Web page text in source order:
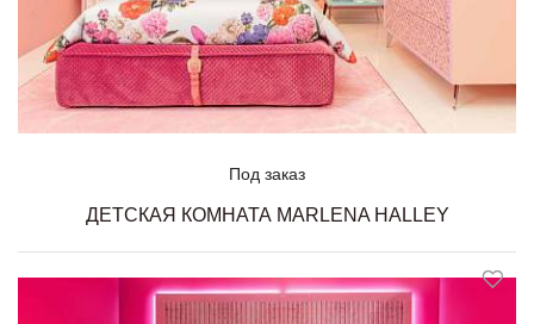
Под заказ
ДЕТСКАЯ КОМНАТА MARLENA HALLEY